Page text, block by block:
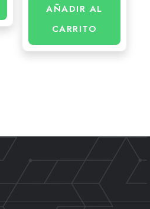
AÑADIR AL
CARRITO